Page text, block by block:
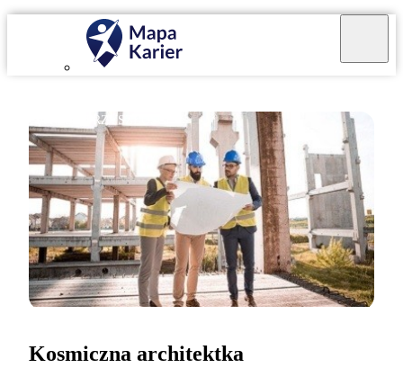
ZAWÓD PRZYSZŁOŚCI
Kosmiczna architektka